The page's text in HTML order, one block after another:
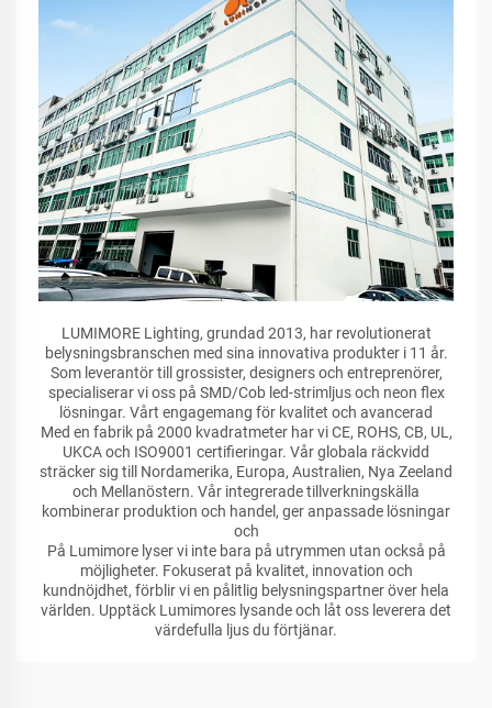
LUMIMORE Lighting, grundad 2013, har revolutionerat
belysningsbranschen med sina innovativa produkter i 11 år.
Som leverantör till grossister, designers och entreprenörer,
specialiserar vi oss på SMD/Cob led-strimljus och neon flex
lösningar. Vårt engagemang för kvalitet och avancerad
Med en fabrik på 2000 kvadratmeter har vi CE, ROHS, CB, UL,
UKCA och ISO9001 certifieringar. Vår globala räckvidd
sträcker sig till Nordamerika, Europa, Australien, Nya Zeeland
och Mellanöstern. Vår integrerade tillverkningskälla
kombinerar produktion och handel, ger anpassade lösningar
och
På Lumimore lyser vi inte bara på utrymmen utan också på
möjligheter. Fokuserat på kvalitet, innovation och
kundnöjdhet, förblir vi en pålitlig belysningspartner över hela
världen. Upptäck Lumimores lysande och låt oss leverera det
värdefulla ljus du förtjänar.